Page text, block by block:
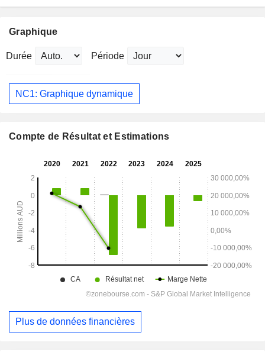
Graphique
Durée Période
NC1: Graphique dynamique
Compte de Résultat et Estimations
Plus de données financières